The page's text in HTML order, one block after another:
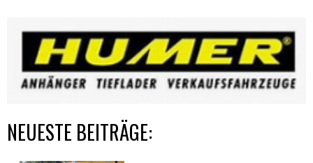
NEUESTE BEITRÄGE: